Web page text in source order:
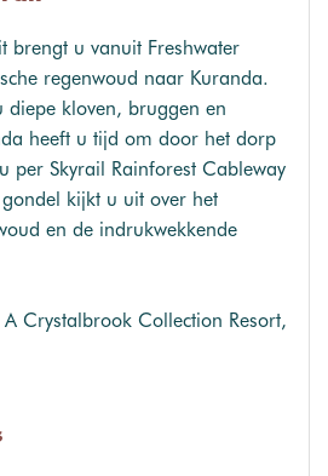
brengt u vanuit Freshwater
regenwoud naar Kuranda.
diepe kloven, bruggen en
heeft u tijd om door het dorp
per Skyrail Rainforest Cableway
kijkt u uit over het
en de indrukwekkende
Crystalbrook Collection Resort,